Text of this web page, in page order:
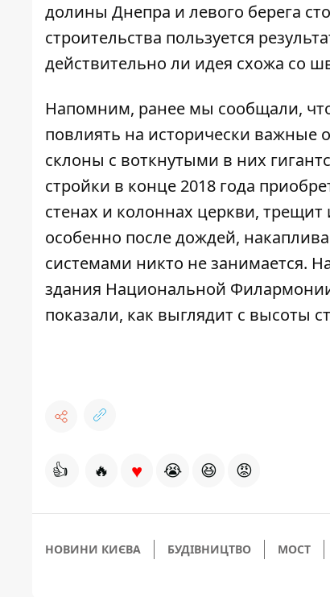
долины Днепра и левого берега
строительства пользуется
действительно ли идея схожа со
Напомним, ранее мы сообщали,
повлиять на исторически важные
склоны с воткнутыми в них
стройки в конце 2018 года
стенах и колоннах церкви,
особенно после дождей,
системами никто не занимается.
здания Национальной
показали, как выглядит с высоты
👍 🔥 ♥ 😭 😆 😡
НОВИНИ КИЄВА БУДІВНИЦТВО МОСТ